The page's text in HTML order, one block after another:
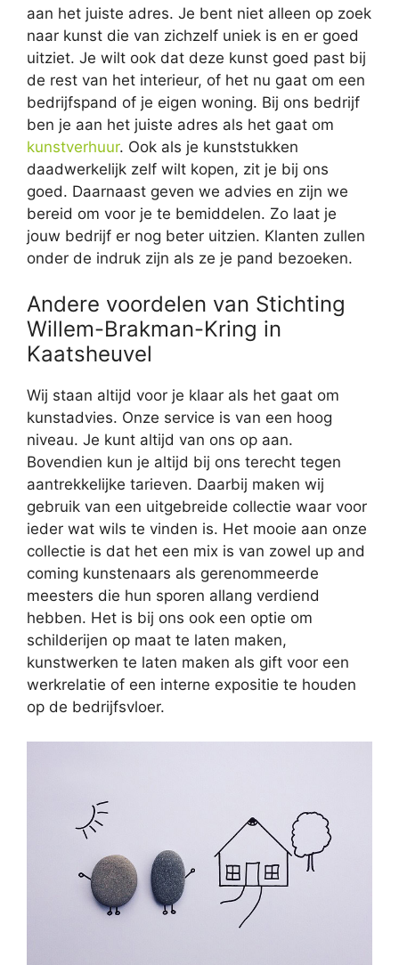
aan het juiste adres. Je bent niet alleen op zoek
naar kunst die van zichzelf uniek is en er goed
uitziet. Je wilt ook dat deze kunst goed past bij
de rest van het interieur, of het nu gaat om een
bedrijfspand of je eigen woning. Bij ons bedrijf
ben je aan het juiste adres als het gaat om
kunstverhuur. Ook als je kunststukken
daadwerkelijk zelf wilt kopen, zit je bij ons
goed. Daarnaast geven we advies en zijn we
bereid om voor je te bemiddelen. Zo laat je
jouw bedrijf er nog beter uitzien. Klanten zullen
onder de indruk zijn als ze je pand bezoeken.
Andere voordelen van Stichting
Willem-Brakman-Kring in
Kaatsheuvel
Wij staan altijd voor je klaar als het gaat om
kunstadvies. Onze service is van een hoog
niveau. Je kunt altijd van ons op aan.
Bovendien kun je altijd bij ons terecht tegen
aantrekkelijke tarieven. Daarbij maken wij
gebruik van een uitgebreide collectie waar voor
ieder wat wils te vinden is. Het mooie aan onze
collectie is dat het een mix is van zowel up and
coming kunstenaars als gerenommeerde
meesters die hun sporen allang verdiend
hebben. Het is bij ons ook een optie om
schilderijen op maat te laten maken,
kunstwerken te laten maken als gift voor een
werkrelatie of een interne expositie te houden
op de bedrijfsvloer.